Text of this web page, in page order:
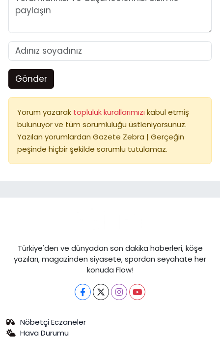
Gönder
Yorum yazarak topluluk kurallarımızı kabul etmiş
bulunuyor ve tüm sorumluluğu üstleniyorsunuz.
Yazılan yorumlardan Gazete Zebra | Gerçeğin
peşinde hiçbir şekilde sorumlu tutulamaz.
Türkiye'den ve dünyadan son dakika haberleri, köşe
yazıları, magazinden siyasete, spordan seyahate her
konuda Flow!
Nöbetçi Eczaneler
Hava Durumu